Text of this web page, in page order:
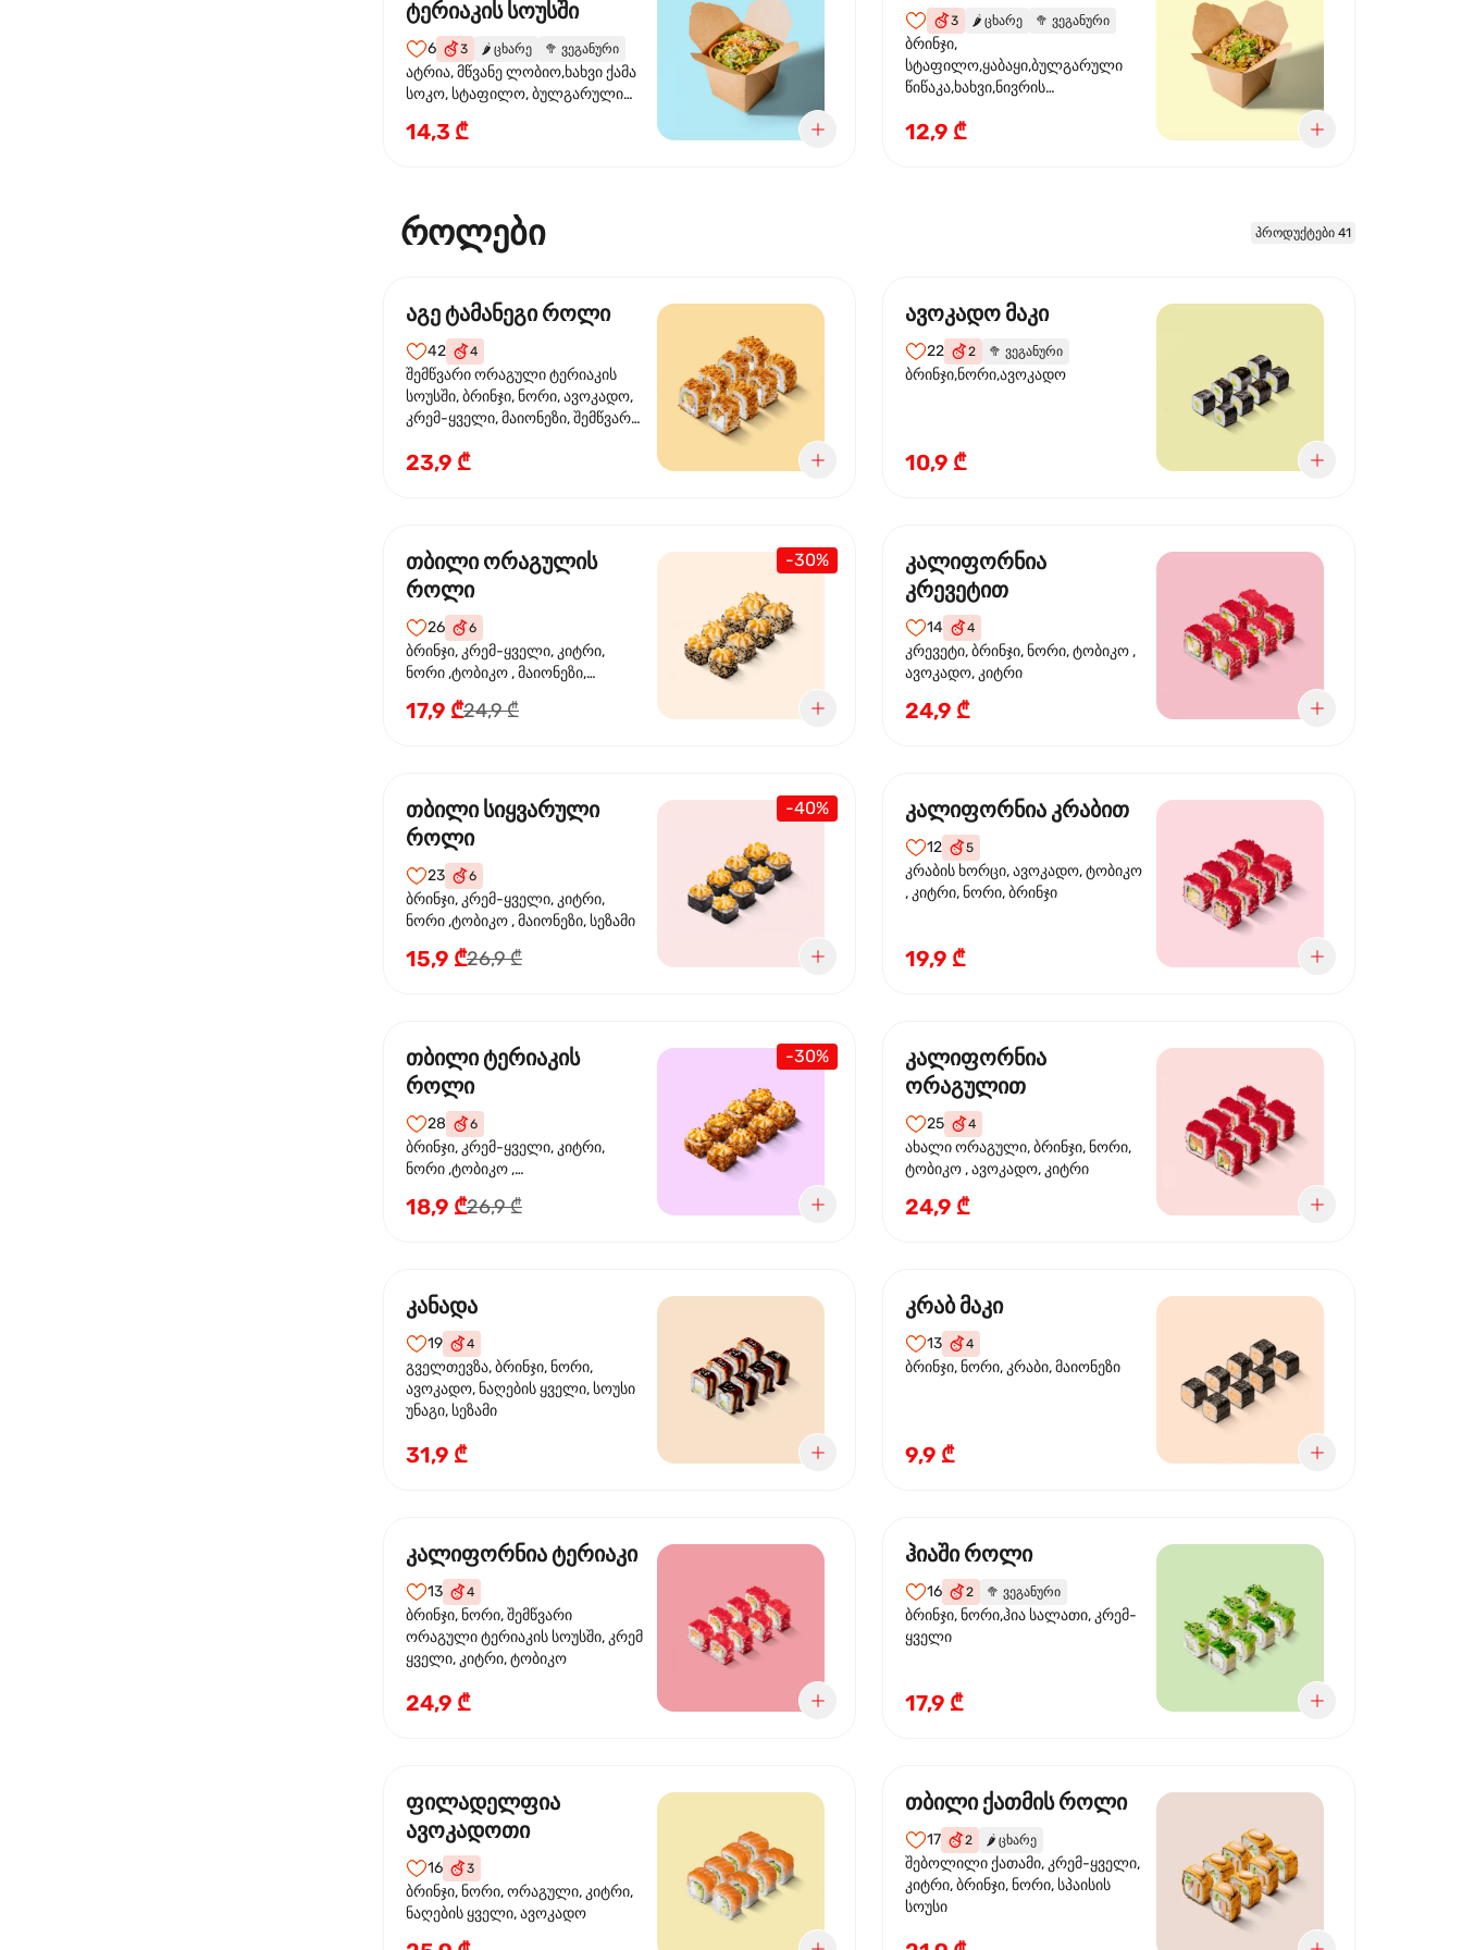
ტერიაკის სოუსში
6 3 🌶️ ცხარე 🥦 ვეგანური
ატრია, მწვანე ლობიო,ხახვი ქამა
სოკო, სტაფილო, ბულგარული
ტერიაკის სოუსი, ყაბაყი
14,3 ₾
3 🌶️ ცხარე 🥦 ვეგანური
ბრინჯი,
სტაფილო,ყაბაყი,ბულგარული
წიწაკა,ხახვი,ნივრის
სოუსი., მწვანე ხახვი,სეზამის
12,9 ₾
როლები პროდუქტები 41
აგე ტამანეგი როლი
42 4
შემწვარი ორაგული ტერიაკის
სოუსში, ბრინჯი, ნორი, ავოკადო,
კრემ-ყველი, მაიონეზი, შემწვარი
23,9 ₾
ავოკადო მაკი
22 2 🥦 ვეგანური
ბრინჯი,ნორი,ავოკადო
10,9 ₾
-30%
თბილი ორაგულის
როლი
26 6
ბრინჯი, კრემ-ყველი, კიტრი,
ნორი ,ტობიკო , მაიონეზი,
ფოთოლი
17,9 ₾24,9 ₾
კალიფორნია
კრევეტით
14 4
კრევეტი, ბრინჯი, ნორი, ტობიკო ,
ავოკადო, კიტრი
24,9 ₾
-40%
თბილი სიყვარული
როლი
23 6
ბრინჯი, კრემ-ყველი, კიტრი,
ნორი ,ტობიკო , მაიონეზი, სეზამი
15,9 ₾26,9 ₾
კალიფორნია კრაბით
12 5
კრაბის ხორცი, ავოკადო, ტობიკო
, კიტრი, ნორი, ბრინჯი
19,9 ₾
-30%
თბილი ტერიაკის
როლი
28 6
ბრინჯი, კრემ-ყველი, კიტრი,
ნორი ,ტობიკო ,
სეზამი, ტერიაკის სოუსი
18,9 ₾26,9 ₾
კალიფორნია
ორაგულით
25 4
ახალი ორაგული, ბრინჯი, ნორი,
ტობიკო , ავოკადო, კიტრი
24,9 ₾
კანადა
19 4
გველთევზა, ბრინჯი, ნორი,
ავოკადო, ნაღების ყველი, სოუსი
უნაგი, სეზამი
31,9 ₾
კრაბ მაკი
13 4
ბრინჯი, ნორი, კრაბი, მაიონეზი
9,9 ₾
კალიფორნია ტერიაკი
13 4
ბრინჯი, ნორი, შემწვარი
ორაგული ტერიაკის სოუსში, კრემ
ყველი, კიტრი, ტობიკო
24,9 ₾
ჰიაში როლი
16 2 🥦 ვეგანური
ბრინჯი, ნორი,ჰია სალათი, კრემ-
ყველი
17,9 ₾
ფილადელფია
ავოკადოთი
16 3
ბრინჯი, ნორი, ორაგული, კიტრი,
ნაღების ყველი, ავოკადო
თბილი ქათმის როლი
17 2 🌶️ ცხარე
შებოლილი ქათამი, კრემ-ყველი,
კიტრი, ბრინჯი, ნორი, სპაისის
სოუსი